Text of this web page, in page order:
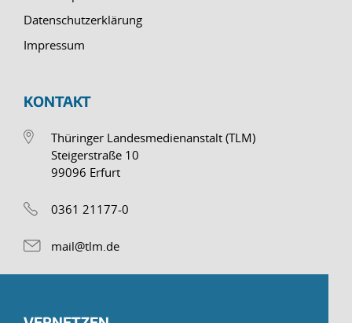
Datenschutzerklärung
Impressum
KONTAKT
Thüringer Landesmedienanstalt (TLM)
Steigerstraße 10
99096 Erfurt
0361 21177-0
mail@tlm.de